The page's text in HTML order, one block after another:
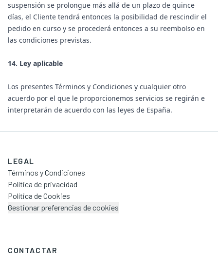
suspensión se prolongue más allá de un plazo de quince
días, el Cliente tendrá entonces la posibilidad de rescindir el
pedido en curso y se procederá entonces a su reembolso en
las condiciones previstas.
14. Ley aplicable
Los presentes Términos y Condiciones y cualquier otro
acuerdo por el que le proporcionemos servicios se regirán e
interpretarán de acuerdo con las leyes de España.
LEGAL
Términos y Condiciones
Política de privacidad
Política de Cookies
Gestionar preferencias de cookies
CONTACTAR